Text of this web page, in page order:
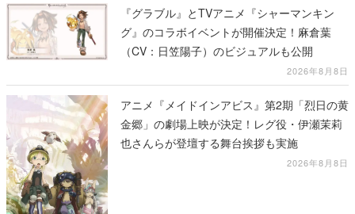
『グラブル』とTVアニメ『シャーマンキン
グ』のコラボイベントが開催決定！麻倉葉
（CV：日笠陽子）のビジュアルも公開
2026年8月8日
アニメ『メイドインアビス』第2期「烈日の黄
金郷」の劇場上映が決定！レグ役・伊瀬茉莉
也さんらが登壇する舞台挨拶も実施
2026年8月8日